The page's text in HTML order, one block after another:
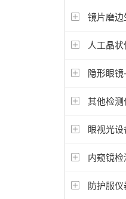
测试仪，人工晶
镜片磨边
人工晶
隐形眼
其他检测
眼视光
内窥镜检
防护服